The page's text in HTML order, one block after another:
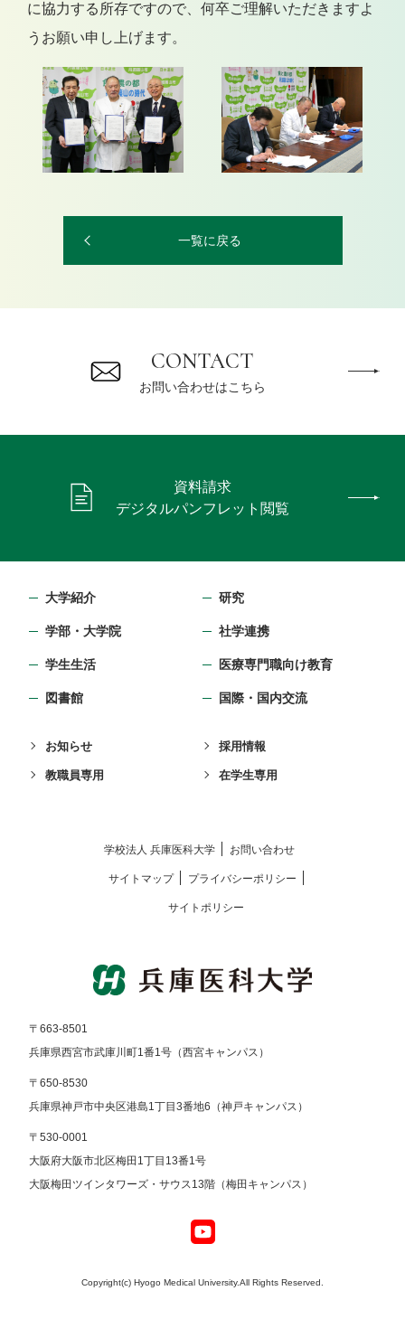
に協力する所存ですので、何卒ご理解いただきますよ
うお願い申し上げます。
一覧に戻る
CONTACT
お問い合わせはこちら
資料請求
デジタルパンフレット閲覧
大学紹介 研究
学部・⼤学院 社学連携
学生生活 医療専門職向け教育
図書館 国際・国内交流
お知らせ 採用情報
教職員専用 在学生専用
学校法⼈ 兵庫医科⼤学 お問い合わせ
サイトマップ プライバシーポリシー
サイトポリシー
〒663-8501
兵庫県西宮市武庫川町1番1号（西宮キャンパス）
〒650-8530
兵庫県神戸市中央区港島1丁目3番地6（神戸キャンパス）
〒530-0001
大阪府大阪市北区梅田1丁目13番1号
大阪梅田ツインタワーズ・サウス13階（梅田キャンパス）
Copyright(c) Hyogo Medical University.All Rights Reserved.